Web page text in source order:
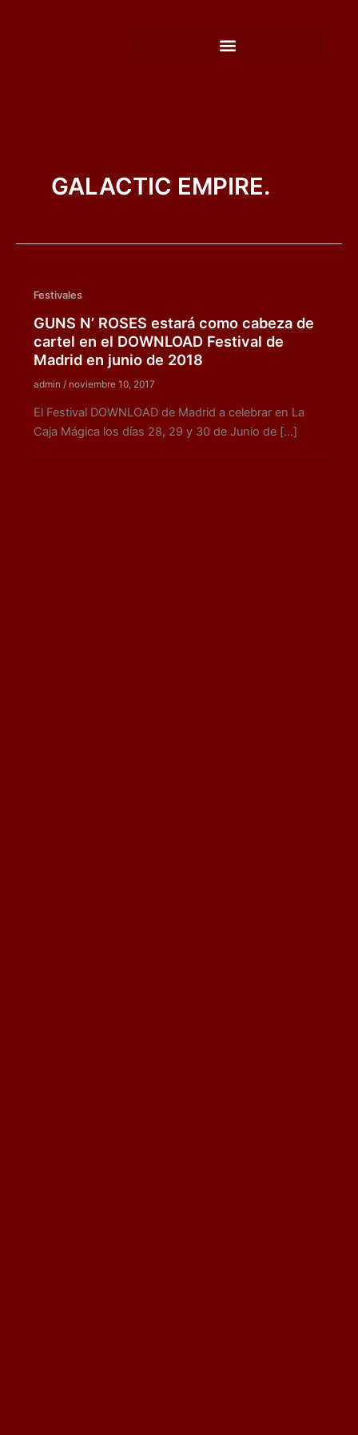
GALACTIC EMPIRE.
Festivales
GUNS N’ ROSES estará como cabeza de
cartel en el DOWNLOAD Festival de
Madrid en junio de 2018
admin / noviembre 10, 2017
El Festival DOWNLOAD de Madrid a celebrar en La
Caja Mágica los días 28, 29 y 30 de Junio de […]